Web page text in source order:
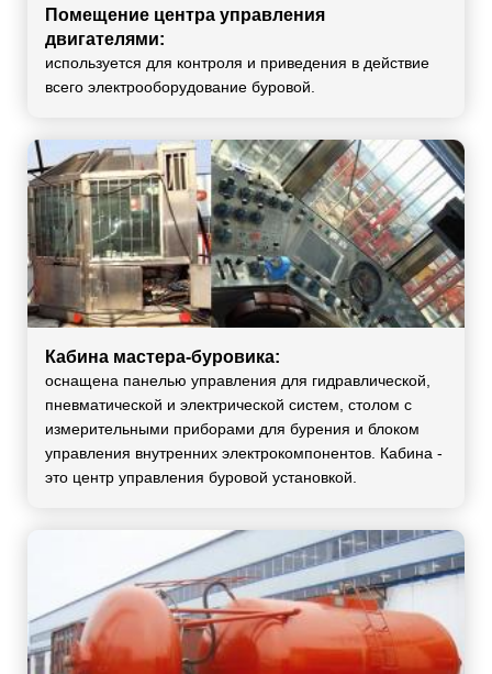
Помещение центра управления
двигателями:
используется для контроля и приведения в действие
всего электрооборудование буровой.
Кабина мастера-буровика:
оснащена панелью управления для гидравлической,
пневматической и электрической систем, столом с
измерительными приборами для бурения и блоком
управления внутренних электрокомпонентов. Кабина -
это центр управления буровой установкой.